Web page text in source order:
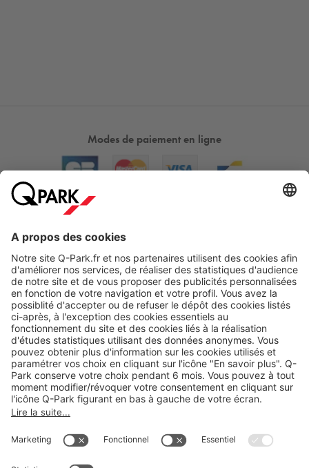
Modes de paiement en ligne
Nos produits
Nos services
Cookies